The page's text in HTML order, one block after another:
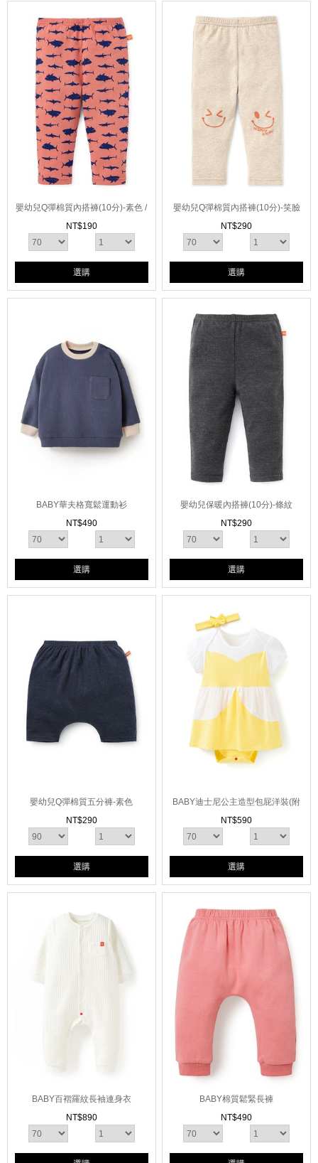
嬰幼兒Q彈棉質內搭褲(10分)-素色 /
星星
NT$190
選購
嬰幼兒Q彈棉質內搭褲(10分)-笑臉
NT$290
選購
BABY華夫格寬鬆運動衫
NT$490
選購
嬰幼兒保暖內搭褲(10分)-條紋
NT$290
選購
嬰幼兒Q彈棉質五分褲-素色
NT$290
選購
BABY迪士尼公主造型包屁洋裝(附
髮帶)
NT$590
選購
BABY百褶羅紋長袖連身衣
NT$890
BABY棉質鬆緊長褲
NT$490